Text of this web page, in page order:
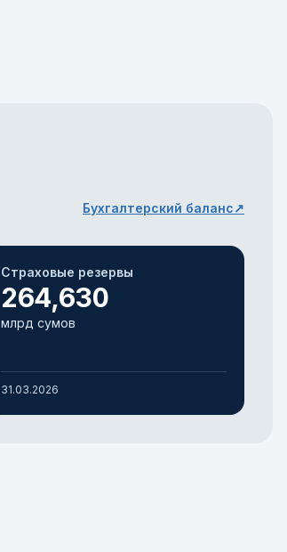
Бухгалтерский баланс↗
Страховые резервы
264,630
млрд сумов
31.03.2026